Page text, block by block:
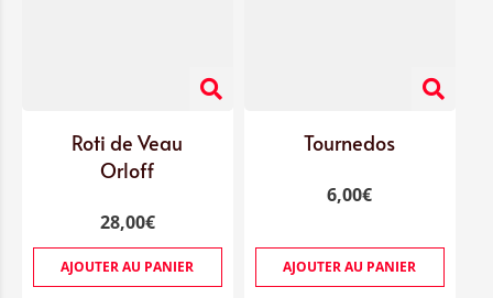
Roti de Veau
Orloff
28,00€
AJOUTER AU PANIER
Tournedos
6,00€
AJOUTER AU PANIER